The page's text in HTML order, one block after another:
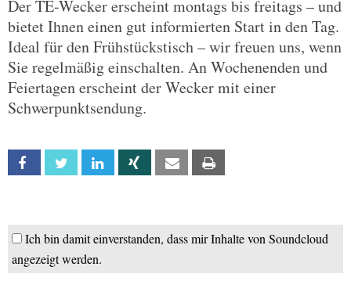
Der TE-Wecker erscheint montags bis freitags – und
bietet Ihnen einen gut informierten Start in den Tag.
Ideal für den Frühstückstisch – wir freuen uns, wenn
Sie regelmäßig einschalten. An Wochenenden und
Feiertagen erscheint der Wecker mit einer
Schwerpunktsendung.
Facebook Twitter Linkedin Xing Email
Ich bin damit einverstanden, dass mir Inhalte von Soundcloud
angezeigt werden.